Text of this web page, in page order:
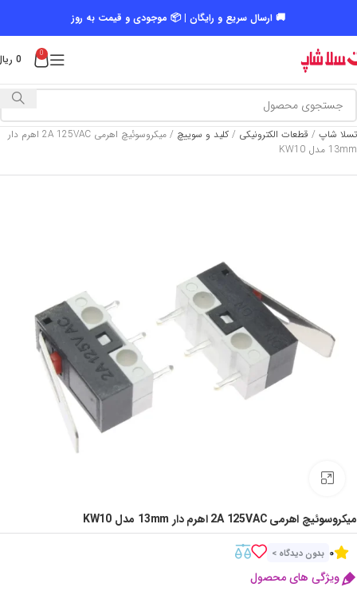
🚚 ارسال سریع و رایگان | 📦 موجودی و قیمت به روز
0
0
تسلا شاپ / قطعات الکترونیکی / کلید و سوییچ /
میکروسوئیچ اهرمی 2A 125VAC اهرم دار
13mm مدل KW10
میکروسوئیچ اهرمی 2A 125VAC اهرم دار 13mm مدل KW10
0 بدون دیدگاه >
ویژگی های محصول